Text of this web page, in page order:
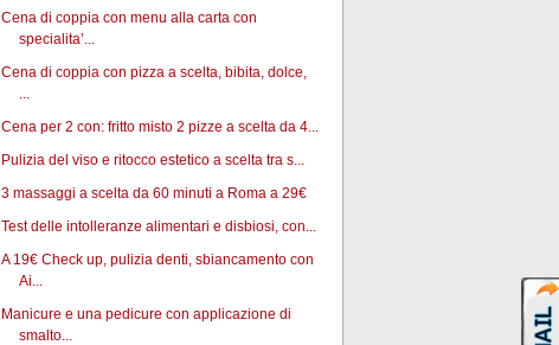
Cena di coppia con menu alla carta con
specialita’...
Cena di coppia con pizza a scelta, bibita, dolce,
Cena per 2 con: fritto misto 2 pizze a scelta da 4...
Pulizia del viso e ritocco estetico a scelta tra s...
3 massaggi a scelta da 60 minuti a Roma a 29€
Test delle intolleranze alimentari e disbiosi, con...
A 19€ Check up, pulizia denti, sbiancamento con
Ai...
Manicure e una pedicure con applicazione di
smalto...